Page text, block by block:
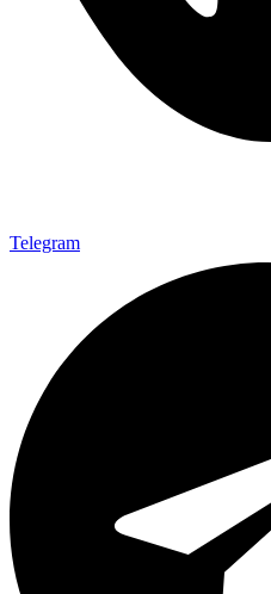
Telegram